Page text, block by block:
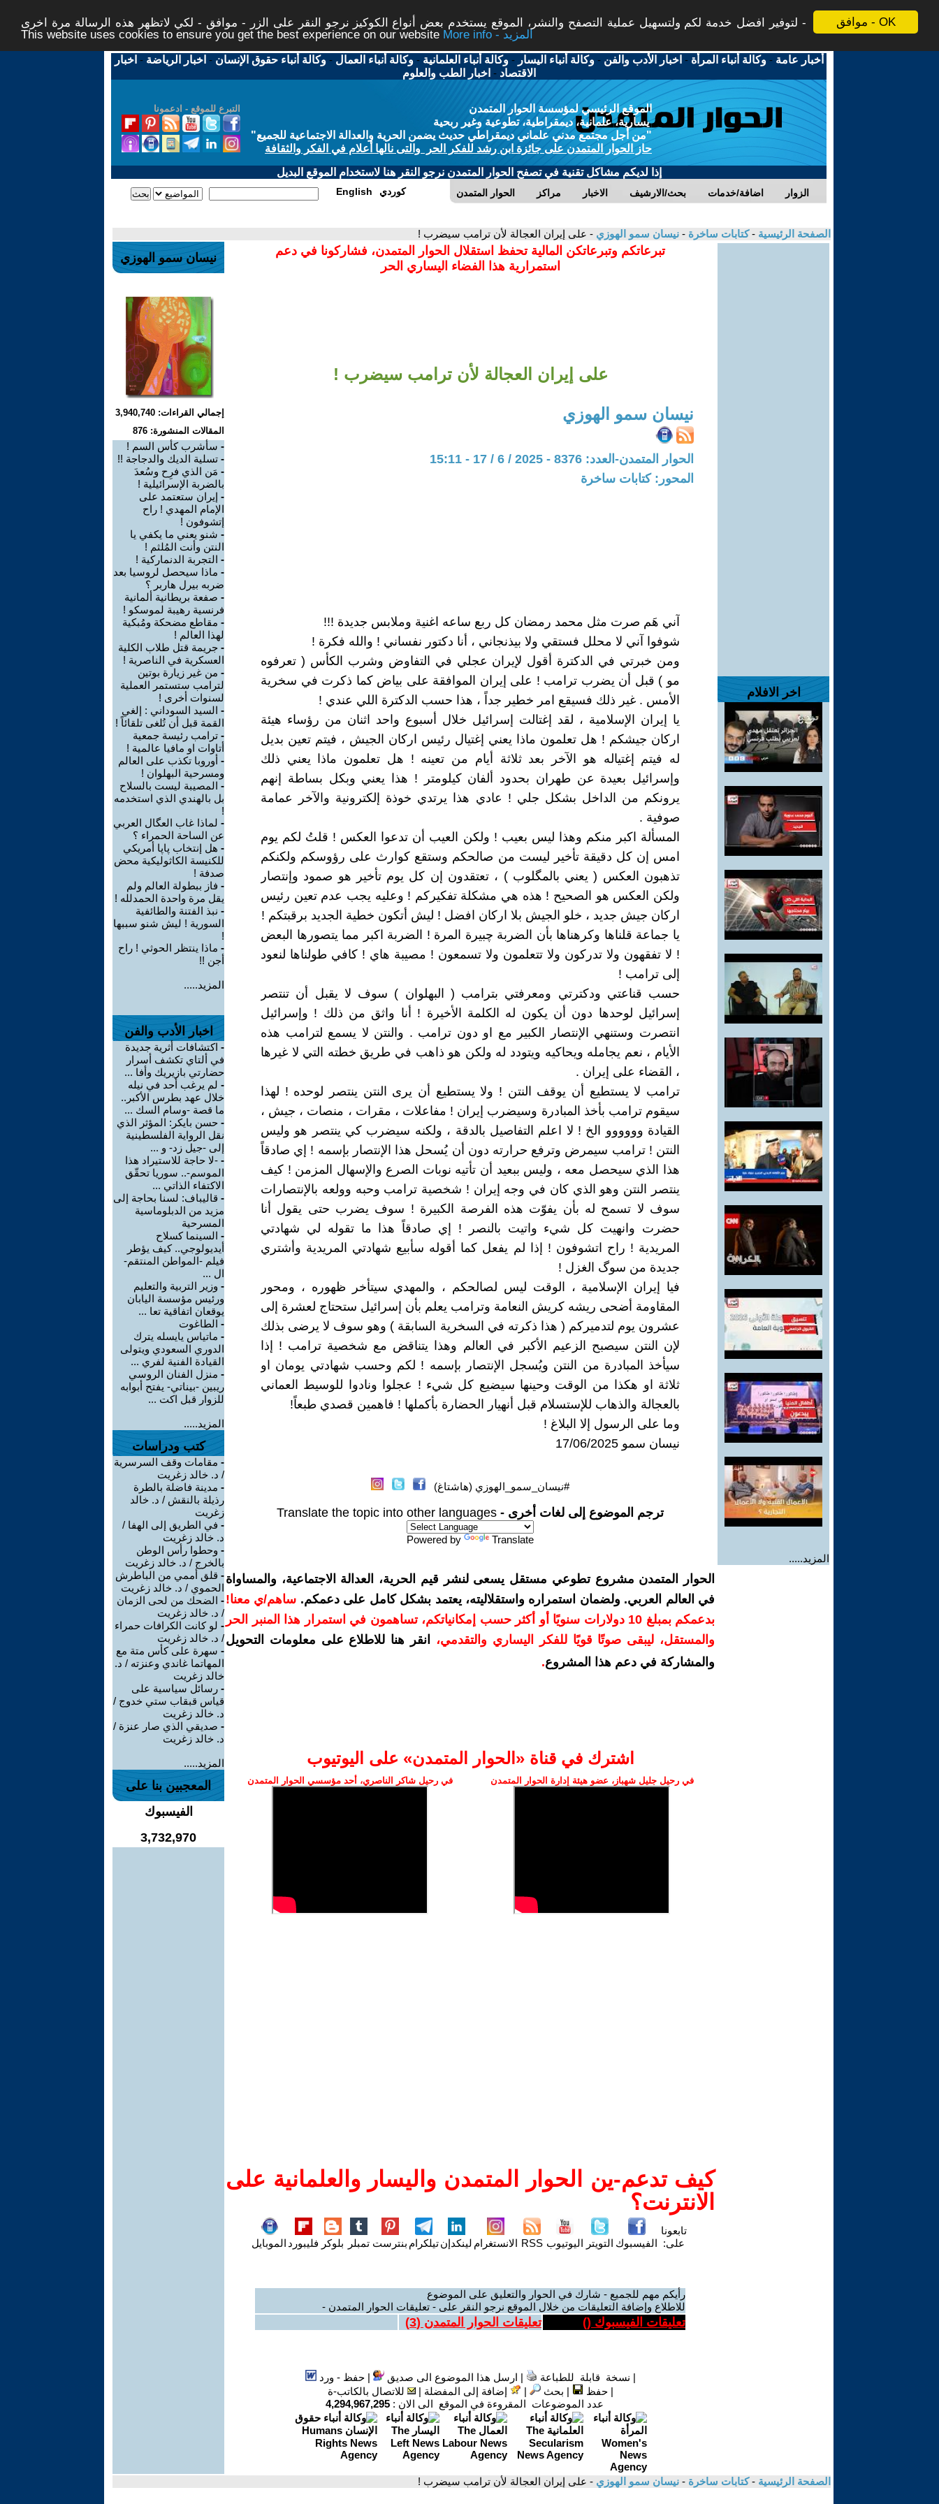
موافق - OK
لتوفير افضل خدمة لكم ولتسهيل عملية التصفح والنشر، الموقع يستخدم بعض أنواع الكوكيز نرجو النقر على الزر - موافق - لكي لاتظهر هذه الرسالة مرة اخرى -
This website uses cookies to ensure you get the best experience on our website
More info - المزيد
أخبار عامة -وكالة أنباء المرأة - اخبار الأدب والفن -وكالة أنباء اليسار -وكالة أنباء العلمانية -وكالة أنباء العمال -وكالة أنباء حقوق الإنسان - اخبار الرياضة - اخبار
الاقتصاد - اخبار الطب والعلوم
التبرع للموقع - ادعمونا
الموقع الرئيسي لمؤسسة الحوار المتمدن
يسارية، علمانية، ديمقراطية، تطوعية وغير ربحية
"من أجل مجتمع مدني علماني ديمقراطي حديث يضمن الحرية والعدالة الاجتماعية للجميع"
حاز الحوار المتمدن على جائزة ابن رشد للفكر الحر والتى نالها أعلام في الفكر والثقافة
إذا لديكم مشاكل تقنية في تصفح الحوار المتمدن نرجو النقر هنا لاستخدام الموقع البديل
الحوار المتمدن مراكز الاخبار بحث/الارشيف اضافة/خدمات الزوار English كوردي
الصفحة الرئيسية -كتابات ساخرة - نيسان سمو الهوزي - على إيران العجالة لأن ترامب سيضرب !
اخر الافلام
المزيد.....
تبرعاتكم وتبرعاتكن المالية تحفظ استقلال الحوار المتمدن، فشاركونا في دعم
استمرارية هذا الفضاء اليساري الحر
على إيران العجالة لأن ترامب سيضرب !
نيسان سمو الهوزي
الحوار المتمدن-العدد: 8376 - 2025 / 6 / 17 - 15:11
المحور: كتابات ساخرة
آني هَم صرت مثل محمد رمضان كل ربع ساعه اغنية وملابس جديدة !!!
شوفوا آني لا محلل فستقي ولا بيذنجاني ، أنا دكتور نفساني ! والله فكرة !
ومن خبرتي في الدكترة أقول لإيران عجلي في التفاوض وشرب الكأس ( تعرفوه
مو ) قبل أن يضرب ترامب ! على إيران الموافقة على بياض كما ذكرت في سخرية
الأمس . غير ذلك فسيقع امر خطير جداً ، هذا حسب الدكترة اللي عندي !
يا إيران الإسلامية ، لقد إغتالت إسرائيل خلال أسبوع واحد اثنان من رؤساء هيئة
اركان جيشكم ! هل تعلمون ماذا يعني إغتيال رئيس اركان الجيش ، فيتم تعين بديل
له فيتم إغتياله هو الآخر بعد ثلاثة أيام من تعينه ! هل تعلمون ماذا يعني ذلك
وإسرائيل بعيدة عن طهران بحدود ألفان كيلومتر ! هذا يعني وبكل بساطة إنهم
يرونكم من الداخل بشكل جلي ! عادي هذا يرتدي خوذة إلكترونية والآخر عمامة
صوفية .
المسألة اكبر منكم وهذا ليس بعيب ! ولكن العيب أن تدعوا العكس ! قلتُ لكم يوم
امس إن كل دقيقة تأخير ليست من صالحكم وستقع كوارث على رؤوسكم ولكنكم
تذهبون العكس ( يعني بالمگلوب ) ، تعتقدون إن كل يوم تأخير هو صمود وإنتصار
ولكن العكس هو الصحيح ! هذه هي مشكلة تفكيركم ! وعليه يجب عدم تعين رئيس
اركان جيش جديد ، خلو الجيش بلا اركان افضل ! ليش أتكون خطية الجديد برقبتكم !
يا جماعة قلناها وكرهناها بأن الضربة چبيرة المرة ! الضربة اكبر مما يتصورها البعض
! لا تفقهون ولا تدركون ولا تتعلمون ولا تسمعون ! مصيبة هاي ! كافي طولناها لنعود
إلى ترامب !
حسب قناعتي ودكترتي ومعرفتي بترامب ( البهلوان ) سوف لا يقبل أن تنتصر
إسرائيل لوحدها دون أن يكون له الكلمة الأخيرة ! أنا واثق من ذلك ! وإسرائيل
انتصرت وستنهي الإنتصار الكبير مع او دون ترامب . والنتن لا يسمع لترامب هذه
الأيام ، نعم يجامله ويحاكيه ويتودد له ولكن هو ذاهب في طريق خطته التي لا غيرها
، القضاء على إيران .
ترامب لا يستطيع أن يوقف النتن ! ولا يستطيع أن يرى النتن ينتصر لوحده ! لهذا
سيقوم ترامب بأخذ المبادرة وسيضرب إيران ! مفاعلات ، مقرات ، منصات ، جيش ،
القيادة وووووو الخ ! لا اعلم التفاصيل بالدقة ، ولكنه سيضرب كي ينتصر هو وليس
النتن ! ترامب سيمرض وترفع حرارته دون أن يُسحل هذا الإنتصار بإسمه ! إي صادقاً
هذا الذي سيحصل معه ، وليس ببعيد أن تأتيه نوبات الصرع والإسهال المزمن ! كيف
ينتصر النتن وهو الذي كان في وجه إيران ! شخصية ترامب وحبه وولعه بالإنتصارات
سوف لا تسمح له بأن يفوّت هذه الفرصة الكبيرة ! سوف يضرب حتى يقول أنا
حضرت وانهيت كل شيء واتيت بالنصر ! إي صادقاً هذا ما تقوله لي شهادتي
المريدية ! راح اتشوفون ! إذا لم يفعل كما أقوله سأبيع شهادتي المريدية وأشتري
جديدة من سوگ الغزل !
فيا إيران الإسلامية ، الوقت ليس لصالحكم ، والمهدي سيتأخر ظهوره ، ومحور
المقاومة أضحى ريشه كريش النعامة وترامب يعلم بأن إسرائيل ستحتاج لعشرة إلى
عشرون يوم لتدميركم ( هذا ذكرته في السخرية السابقة ) وهو سوف لا يرضى بذلك
لإن النتن سيصبح الزعيم الأكبر في العالم وهذا يتناقض مع شخصية ترامب ! إذا
سيأخذ المبادرة من النتن ويُسجل الإنتصار بإسمه ! لكم وحسب شهادتي يومان او
ثلاثة او هكذا من الوقت وحينها سيضيع كل شيء ! عجلوا ونادوا للوسيط العماني
بالعجالة والذهاب للإستسلام قبل أنهيار الحضارة بأكملها ! فاهمين قصدي طبعاً!
وما على الرسول إلا البلاغ !
نيسان سمو 17/06/2025
#نيسان_سمو_الهوزي (هاشتاغ)
ترجم الموضوع إلى لغات أخرى - Translate the topic into other languages
Powered by Translate
الحوار المتمدن مشروع تطوعي مستقل يسعى لنشر قيم الحرية، العدالة الاجتماعية، والمساواة
في العالم العربي. ولضمان استمراره واستقلاليته، يعتمد بشكل كامل على دعمكم. ساهم/ي معنا!
بدعمكم بمبلغ 10 دولارات سنويًا أو أكثر حسب إمكانياتكم، تساهمون في استمرار هذا المنبر الحر
والمستقل، ليبقى صوتًا قويًا للفكر اليساري والتقدمي،
انقر هنا للاطلاع على معلومات التحويل
والمشاركة في دعم هذا المشروع.
اشترك في قناة ‫«الحوار المتمدن» على اليوتيوب
في رحيل جليل شهباز، عضو هيئة إدارة الحوار المتمدن في رحيل شاكر الناصري، أحد مؤسسي الحوار المتمدن
كيف تدعم-ين الحوار المتمدن واليسار والعلمانية على
الانترنت؟
تابعونا
على: الفيسبوك التويتر اليوتيوب RSS الانستغرام لينكدإنتيلكرام بنترست تمبلر بلوكر فليبورد الموبايل
رأيكم مهم للجميع - شارك في الحوار والتعليق على الموضوع
للاطلاع وإضافة التعليقات من خلال الموقع نرجو النقر على - تعليقات الحوار المتمدن -
تعليقات الفيسبوك () تعليقات الحوار المتمدن (3
)
| نسخة قابلة للطباعة | ارسل هذا الموضوع الى صديق |حفظ - ورد
|حفظ | بحث | إضافة إلى المفضلة |
للاتصال بالكاتب-ة
عدد الموضوعات المقروءة في الموقع الى الان : 4,294,967,295
نيسان سمو الهوزي
إجمالي القراءات: 3,940,740
المقالات المنشورة: 876
- سأشرب كأس السم !
- تسلية الديك والدجاجة !!
- مَن الذي فرِح وسُعدَ
بالضربة الإسرائيلية !
- إيران ستعتمد على
الإمام المهدي ! راح
إتشوفون !
- شنو يعني ما يكفي يا
النتن وأنت المُلثم !
- التجربة الدنماركية !
- ماذا سيحصل لروسيا بعد
ضربه بيرل هاربر ؟
- صفعة بريطانية ألمانية
فرنسية رهيبة لموسكو !
- مقاطع مضحكة ومُبكية
لهذا العالم !
- جريمة قتل طلاب الكلية
العسكرية في الناصرية !
- من غير زيارة بوتين
لترامب ستستمر العملية
لسنوات أخرى !
- السيد السوداني : إلغي
القمة قبل أن تُلغى تلقائاً !
- ترامب رئيسة جمعية
أتاوات او مافيا عالمية !
- أوروبا تكذب على العالم
ومسرحية البهلوان !
- المصيبة ليست بالسلاح
بل بالهندي الذي استخدمه
!
- لماذا غاب العگال العربي
عن الساحة الحمراء ؟
- هل إنتخاب پاپا أمريكي
للكنيسة الكاثوليكية محض
صدفة !
- فاز ببطولة العالم ولم
يقل مرة واحدة الحمدلله !
- نبذ الفتنة والطائفية
السورية ! ليش شنو سببها
!
- ماذا ينتظر الحوثي ! راح
أجن !!
المزيد.....
اخبار الأدب والفن
- اكتشافات أثرية جديدة
في ألتاي تكشف أسرار
حضارتي بازيريك وأفا ...
- لم يرغب أحد في نيله
خلال عهد بطرس الأكبر..
ما قصة -وسام السك ...
- حسن بايكر: المؤثر الذي
نقل الرواية الفلسطينية
إلى -جيل زد- و ...
- -لا حاجة للاستيراد هذا
الموسم-.. سوريا تحقّق
الاكتفاء الذاتي ...
- قاليباف: لسنا بحاجة إلى
مزيد من الدبلوماسية
المسرحية
- السينما كسلاح
أيديولوجي.. كيف يؤطر
فيلم -المواطن المنتقم-
ال ...
- وزير التربية والتعليم
ورئيس مؤسسة اليابان
يوقعان اتفاقية تعا ...
- الطاغوت
- ماتياس يايسله يترك
الدوري السعودي ويتولى
القيادة الفنية لفري ...
- منزل الفنان الروسي
ريبين -بيناتي- يفتح أبوابه
للزوار قبل اكت ...
المزيد.....
كتب ودراسات
- مقامات وقف السرسرية
/ د. خالد زغريت
- مدينة فاضلة بالطرة
رذيلة بالنقش / د. خالد
زغريت
- في الطريق إلى الهفا /
د. خالد زغريت
- وحطوا رأس الوطن
بالخرج / د. خالد زغريت
- قلق أممي من الباطرش
الحموي / د. خالد زغريت
- الضحك من لحى الزمان
/ د. خالد زغريت
- لو كانت الكرافات حمراء
/ د. خالد زغريت
- سهرة على كأس متة مع
المهاتما غاندي وعنزته / د.
خالد زغريت
- رسائل سياسية على
قياس قبقاب ستي خدوج /
د. خالد زغريت
- صديقي الذي صار عنزة /
د. خالد زغريت
المزيد.....
المعجبين بنا على
الفيسبوك
3,732,970
الصفحة الرئيسية -كتابات ساخرة - نيسان سمو الهوزي - على إيران العجالة لأن ترامب سيضرب !